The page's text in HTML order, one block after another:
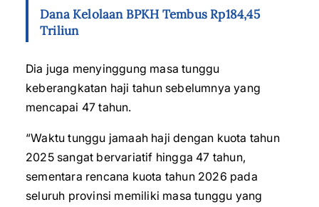
Dana Kelolaan BPKH Tembus Rp184,45
Triliun
Dia juga menyinggung masa tunggu
keberangkatan haji tahun sebelumnya yang
mencapai 47 tahun.
“Waktu tunggu jamaah haji dengan kuota tahun
2025 sangat bervariatif hingga 47 tahun,
sementara rencana kuota tahun 2026 pada
seluruh provinsi memiliki masa tunggu yang